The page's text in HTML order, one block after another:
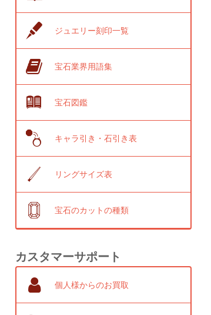
ジュエリー刻印一覧
宝石業界用語集
宝石図鑑
キャラ引き・石引き表
リングサイズ表
宝石のカットの種類
カスタマーサポート
個人様からのお買取